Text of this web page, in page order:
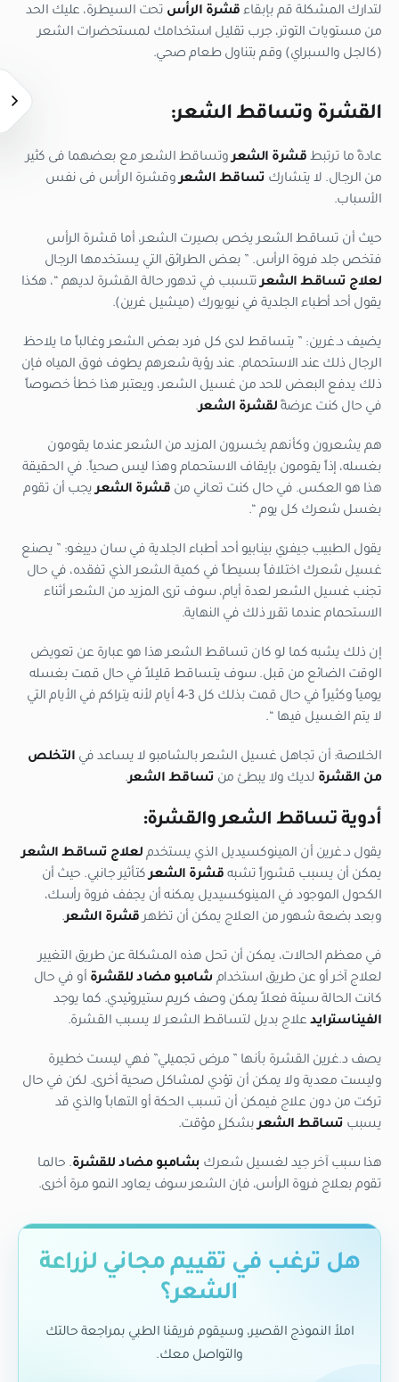
لتدارك المشكلة قم بإبقاء قشرة الرأس تحت السيطرة، عليك الحد
من مستويات التوتر، جرب تقليل استخدامك لمستحضرات الشعر
(كالجل والسبراي) وقم بتناول طعام صحي.
القشرة وتساقط الشعر:
عادةً ما ترتبط قشرة الشعروتساقط الشعر مع بعضهما فى كثير
من الرجال. لا يتشارك تساقط الشعروقشرة الرأس فى نفس
الأسباب.
حيث أن تساقط الشعر يخص بصيرت الشعر، أما قشرة الرأس
فتخص جلد فروة الرأس. ” بعض الطرائق التي يستخدمها الرجال
لعلاج تساقط الشعرتتسبب في تدهور حالة القشرة لديهم “، هكذا
يقول أحد أطباء الجلدية في نيويورك (ميشيل غرين).
يضيف د.غرين: ” يتساقط لدى كل فرد بعض الشعر وغالباً ما يلاحظ
الرجال ذلك عند الاستحمام. عند رؤية شعرهم يطوف فوق المياه فإن
ذلك يدفع البعض للحد من غسيل الشعر، ويعتبر هذا خطأ خصوصاً
في حال كنت عرضةً لقشرة الشعر.
هم يشعرون وكأنهم يخسرون المزيد من الشعر عندما يقومون
بغسله، إذاً يقومون بإيقاف الاستحمام وهذا ليس صحياً. في الحقيقة
هذا هو العكس. في حال كنت تعاني من قشرة الشعريجب أن تقوم
بغسل شعرك كل يوم “.
يقول الطبيب جيفري بينابيو أحد أطباء الجلدية في سان دييغو: ” يصنع
غسيل شعرك اختلافاً بسيطاً في كمية الشعر الذي تفقده، في حال
تجنب غسيل الشعر لعدة أيام، سوف ترى المزيد من الشعر أثناء
الاستحمام عندما تقرر ذلك في النهاية.
إن ذلك يشبه كما لو كان تساقط الشعر هذا هو عبارة عن تعويض
الوقت الضائع من قبل. سوف يتساقط قليلاً في حال قمت بغسله
يومياً وكثيراً في حال قمت بذلك كل 3-4 أيام لأنه يتراكم في الأيام التي
لا يتم الغسيل فيها “.
الخلاصة: أن تجاهل غسيل الشعر بالشامبو لا يساعد في التخلص
من القشرة لديك ولا يبطئ من تساقط الشعر.
أدوية تساقط الشعر والقشرة:
يقول د.غرين أن المينوكسيديل الذي يستخدم لعلاج تساقط الشعر
يمكن أن يسبب قشوراً تشبه قشرة الشعركتأثير جانبي. حيث أن
الكحول الموجود في المينوكسيديل يمكنه أن يجفف فروة رأسك،
وبعد بضعة شهور من العلاج يمكن أن تظهر قشرة الشعر.
في معظم الحالات، يمكن أن تحل هذه المشكلة عن طريق التغيير
لعلاج آخر أو عن طريق استخدام شامبو مضاد للقشرة أو في حال
كانت الحالة سيئة فعلاً يمكن وصف كريم ستيروئيدي. كما يوجد
الفيناسترايد علاج بديل لتساقط الشعر لا يسبب القشرة.
يصف د.غرين القشرة بأنها ” مرض تجميلي” فهي ليست خطيرة
وليست معدية ولا يمكن أن تؤدي لمشاكل صحية أخرى. لكن في حال
تركت من دون علاج فيمكن أن تسبب الحكة أو التهاباً والذي قد
يسبب تساقط الشعربشكلٍ مؤقت.
هذا سبب آخر جيد لغسيل شعرك بشامبو مضاد للقشرة. حالما
تقوم بعلاج فروة الرأس، فإن الشعر سوف يعاود النمو مرة أخرى.
هل ترغب في تقييم مجاني لزراعة
الشعر؟
املأ النموذج القصير، وسيقوم فريقنا الطبي بمراجعة حالتك
والتواصل معك.